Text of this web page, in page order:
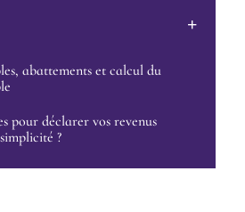
abattements et calcul du
pour déclarer vos revenus
?